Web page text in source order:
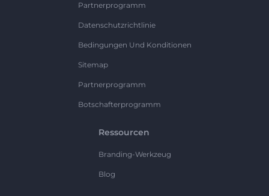
Partnerprogramm
Datenschutzrichtlinie
Bedingungen Und Konditionen
Sitemap
Partnerprogramm
Botschafterprogramm
Ressourcen
Branding-Werkzeug
Blog